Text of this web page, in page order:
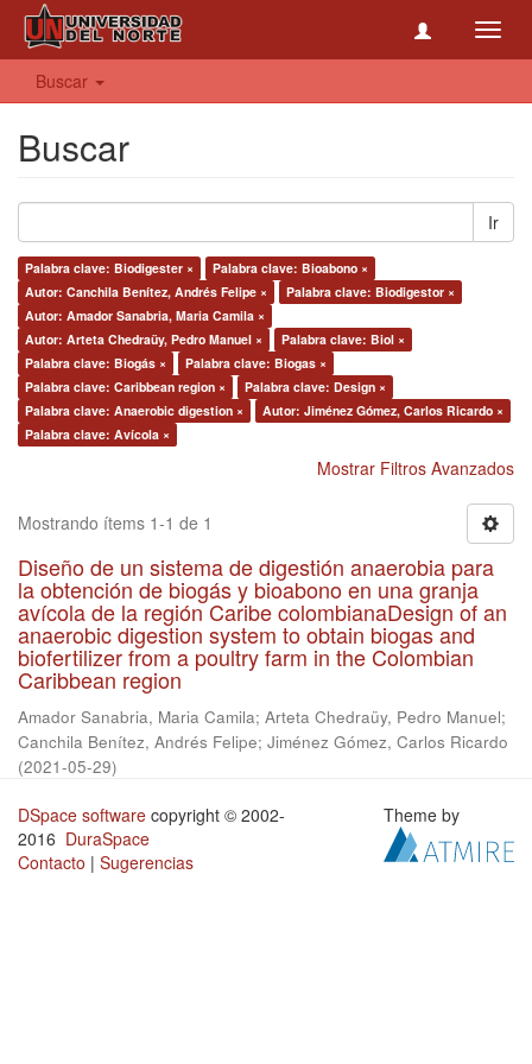
Buscar
Buscar
Ir
Palabra clave: Biodigester ×
Palabra clave: Bioabono ×
Autor: Canchila Benítez, Andrés Felipe ×
Palabra clave: Biodigestor ×
Autor: Amador Sanabria, Maria Camila ×
Autor: Arteta Chedraüy, Pedro Manuel ×
Palabra clave: Biol ×
Palabra clave: Biogás ×
Palabra clave: Biogas ×
Palabra clave: Caribbean region ×
Palabra clave: Design ×
Palabra clave: Anaerobic digestion ×
Autor: Jiménez Gómez, Carlos Ricardo ×
Palabra clave: Avícola ×
Mostrar Filtros Avanzados
Mostrando ítems 1-1 de 1
Diseño de un sistema de digestión anaerobia para
la obtención de biogás y bioabono en una granja
avícola de la región Caribe colombianaDesign of an
anaerobic digestion system to obtain biogas and
biofertilizer from a poultry farm in the Colombian
Caribbean region
Amador Sanabria, Maria Camila; Arteta Chedraüy, Pedro Manuel;
Canchila Benítez, Andrés Felipe; Jiménez Gómez, Carlos Ricardo
(2021-05-29)
DSpace software copyright © 2002-
2016 DuraSpace
Contacto | Sugerencias
Theme by